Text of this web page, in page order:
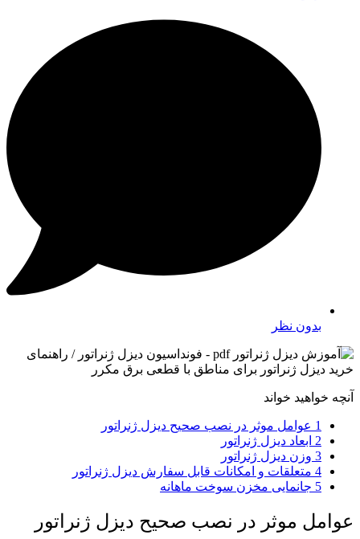
بدون نظر
آنچه خواهید خواند
1 عوامل موثر در نصب صحیح دیزل ژنراتور
2 ابعاد دیزل ژنراتور
3 وزن دیزل ژنراتور
4 متعلقات و امکانات قابل سفارش دیزل ژنراتور
5 جانمایی مخزن سوخت ماهانه
عوامل موثر در نصب صحیح دیزل ژنراتور